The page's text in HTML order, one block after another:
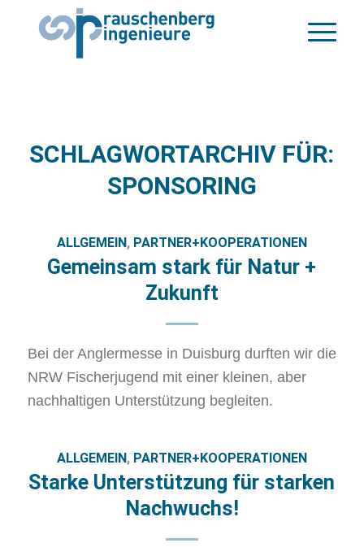
SCHLAGWORTARCHIV FÜR:
SPONSORING
ALLGEMEIN, PARTNER+KOOPERATIONEN
Gemeinsam stark für Natur +
Zukunft
Bei der Anglermesse in Duisburg durften wir die
NRW Fischerjugend mit einer kleinen, aber
nachhaltigen Unterstützung begleiten.
ALLGEMEIN, PARTNER+KOOPERATIONEN
Starke Unterstützung für starken
Nachwuchs!